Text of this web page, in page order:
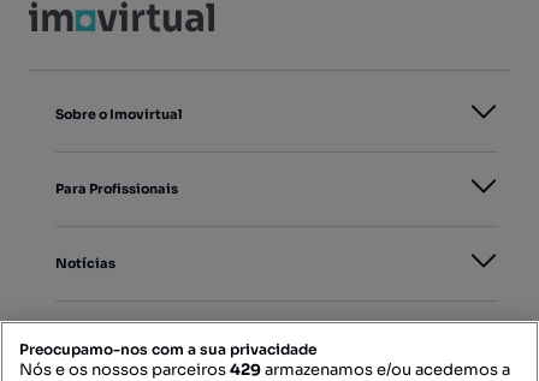
Sobre o Imovirtual
Para Profissionais
Notícias
Preocupamo-nos com a sua privacidade
Nós e os nossos parceiros429armazenamos e/ou acedemos a